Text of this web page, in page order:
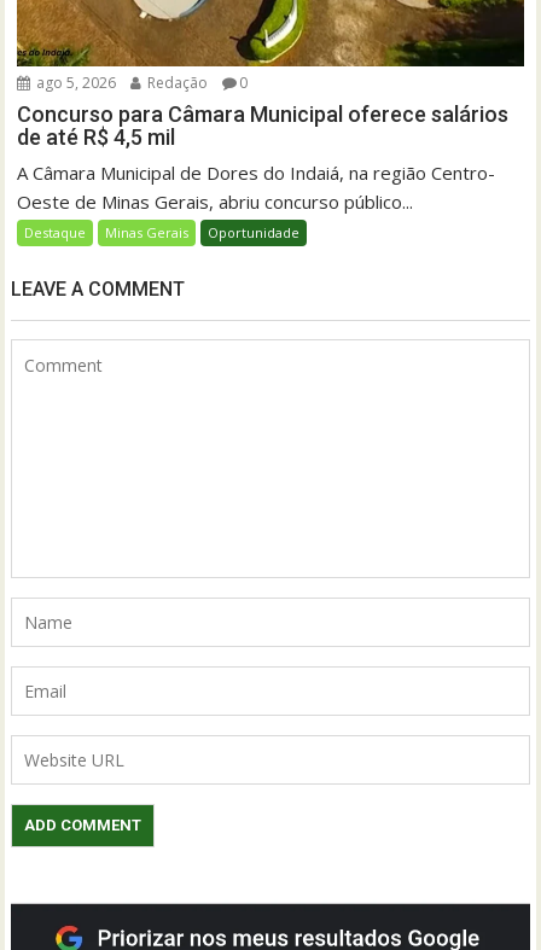
ago 5, 2026 Redação 0
Concurso para Câmara Municipal oferece salários
de até R$ 4,5 mil
A Câmara Municipal de Dores do Indaiá, na região Centro-
Oeste de Minas Gerais, abriu concurso público...
Destaque Minas Gerais Oportunidade
LEAVE A COMMENT